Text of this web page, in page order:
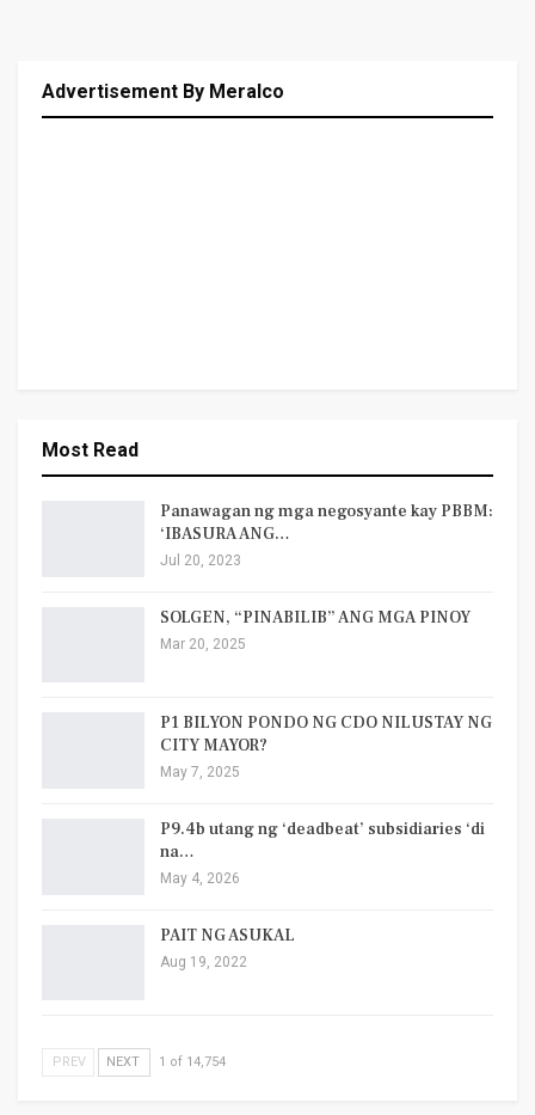
Advertisement By Meralco
Most Read
Panawagan ng mga negosyante kay PBBM:
‘IBASURA ANG…
Jul 20, 2023
SOLGEN, “PINABILIB” ANG MGA PINOY
Mar 20, 2025
P1 BILYON PONDO NG CDO NILUSTAY NG
CITY MAYOR?
May 7, 2025
P9.4b utang ng ‘deadbeat’ subsidiaries ‘di
na…
May 4, 2026
PAIT NG ASUKAL
Aug 19, 2022
PREV NEXT 1 of 14,754